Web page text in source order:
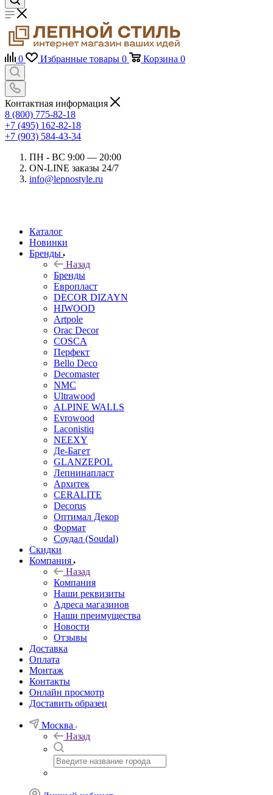
0 Избранные товары 0 Корзина 0
Контактная информация
8 (800) 775-82-18
+7 (495) 162-82-18
+7 (903) 584-43-34
ПН - ВС 9:00 — 20:00
ON-LINE заказы 24/7
info@lepnostyle.ru
Каталог
Новинки
Бренды
Назад
Бренды
Европласт
DECOR DIZAYN
HIWOOD
Artpole
Orac Decor
COSCA
Перфект
Bello Deco
Decomaster
NMС
Ultrawood
ALPINE WALLS
Evrowood
Laconistiq
NEEXY
Де-Багет
GLANZEPOL
Лепнинапласт
Архитек
CERALITE
Decorus
Оптимал Декор
Формат
Соудал (Soudal)
Скидки
Компания
Назад
Компания
Наши реквизиты
Адреса магазинов
Наши преимущества
Новости
Отзывы
Доставка
Оплата
Монтаж
Контакты
Онлайн просмотр
Доставить образец
Москва
Назад